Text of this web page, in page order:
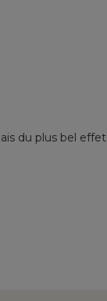
du plus bel effet